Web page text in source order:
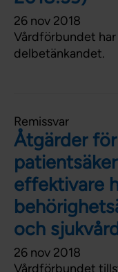
26 nov 2018
Vårdförbundet
delbetänkandet.
Remissvar
Åtgärder
effektivare
och
26 nov 2018
Vårdförbundet